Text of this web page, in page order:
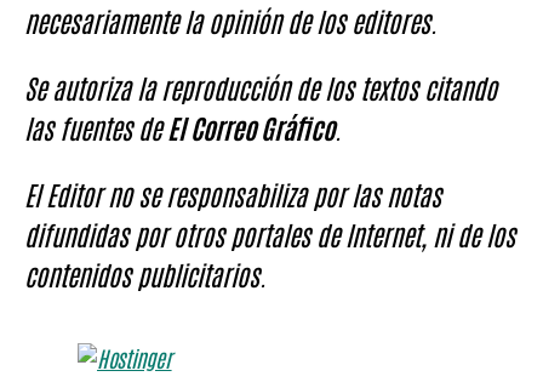
necesariamente la opinión de los editores.
Se autoriza la reproducción de los textos citando
las fuentes deEl Correo Gráfico.
El Editor no se responsabiliza por las notas
difundidas por otros portales de Internet, ni de los
contenidos publicitarios.